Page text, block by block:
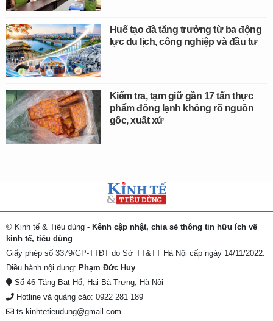
Huế tạo đà tăng trưởng từ ba động
lực du lịch, công nghiệp và đầu tư
Kiểm tra, tạm giữ gần 17 tấn thực
phẩm đông lạnh không rõ nguồn
gốc, xuất xứ
© Kinh tế & Tiêu dùng - Kênh cập nhật, chia sẻ thông tin hữu ích về
kinh tế, tiêu dùng
Giấy phép số 3379/GP-TTĐT do Sở TT&TT Hà Nội cấp ngày 14/11/2022.
Điều hành nội dung: Phạm Đức Huy
Số 46 Tăng Bạt Hổ, Hai Bà Trưng, Hà Nội
Hotline và quảng cáo: 0922 281 189
ts.kinhtetieudung@gmail.com